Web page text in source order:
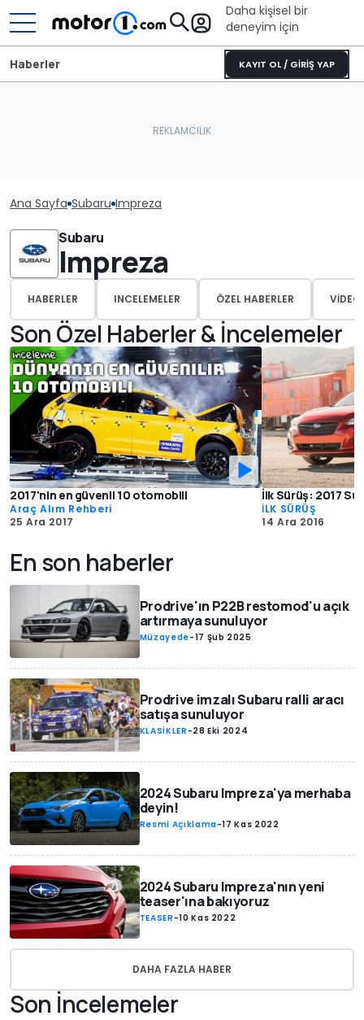
Daha kişisel bir
deneyim için
KAYIT OL / GİRİŞ YAP
Haberler
Ana Sayfa Subaru Impreza
Subaru
Impreza
HABERLER INCELEMELER ÖZEL HABERLER
Son Özel Haberler & İncelemeler
2017'nin en güvenli 10 otomobili
Araç Alım Rehberi
25 Ara 2017
İlk Sürüş: 2017
İLK SÜRÜŞ
14 Ara 2016
En son haberler
Prodrive'ın P22B restomod'u açık
artırmaya sunuluyor
Müzayede-17 Şub 2025
Prodrive imzalı Subaru ralli aracı
satışa sunuluyor
KLASİKLER -28 Eki 2024
2024 Subaru Impreza'ya merhaba
deyin!
Resmi Açıklama-17 Kas 2022
2024 Subaru Impreza'nın yeni
teaser'ına bakıyoruz
TEASER -10 Kas 2022
DAHA FAZLA HABER
Son İncelemeler